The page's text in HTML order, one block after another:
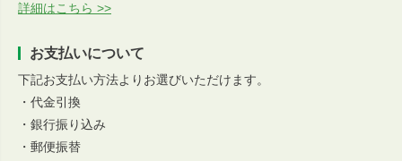
詳細はこちら >>
お支払いについて
下記お支払い方法よりお選びいただけます。
・代金引換
・銀行振り込み
・郵便振替